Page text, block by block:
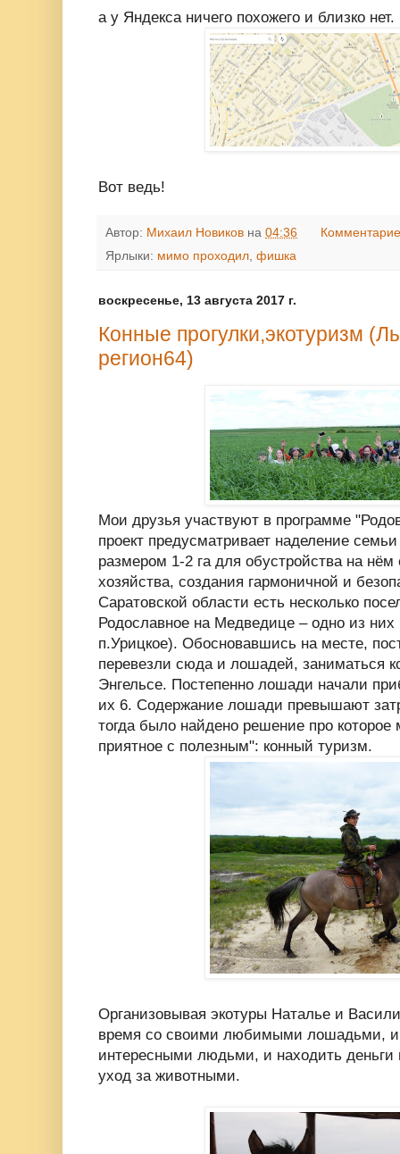
а у Яндекса ничего похожего и близко нет.
Вот ведь!
Автор: Михаил Новиков на 04:36
Ярлыки: мимо проходил, фишка
воскресенье, 13 августа 2017 г.
Конные прогулки,экотуризм
регион64)
Мои друзья участвуют в программе
проект предусматривает наделение
размером 1-2 га для обустройства на
хозяйства, создания гармоничной и
Саратовской области есть несколько
Родославное на Медведице – одно из
п.Урицкое). Обосновавшись на месте,
перевезли сюда и лошадей, заниматься
Энгельсе. Постепенно лошади начали
их 6. Содержание лошади превышают
тогда было найдено решение про которое
приятное с полезным": конный туризм.
Организовывая экотуры Наталье и
время со своими любимыми лошадьми,
интересными людьми, и находить деньги
уход за животными.